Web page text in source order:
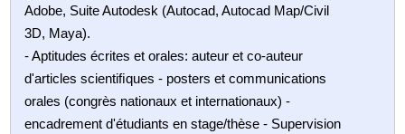
Adobe, Suite Autodesk (Autocad, Autocad Map/Civil
3D, Maya).
- Aptitudes écrites et orales: auteur et co-auteur
d'articles scientiﬁques - posters et communications
orales (congrès nationaux et internationaux) -
encadrement d'étudiants en stage/thèse - Supervision